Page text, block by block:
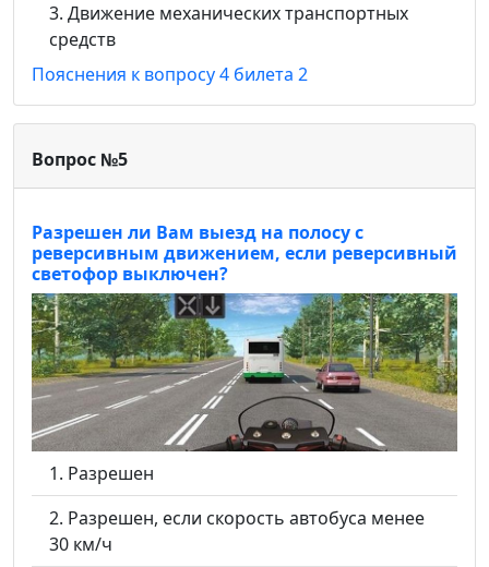
Движение механических транспортных
средств
Пояснения к вопросу 4 билета 2
Вопрос №5
Разрешен ли Вам выезд на полосу с
реверсивным движением, если реверсивный
светофор выключен?
Разрешен
Разрешен, если скорость автобуса менее
30 км/ч